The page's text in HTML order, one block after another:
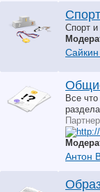
Спорт и
Все
Антон